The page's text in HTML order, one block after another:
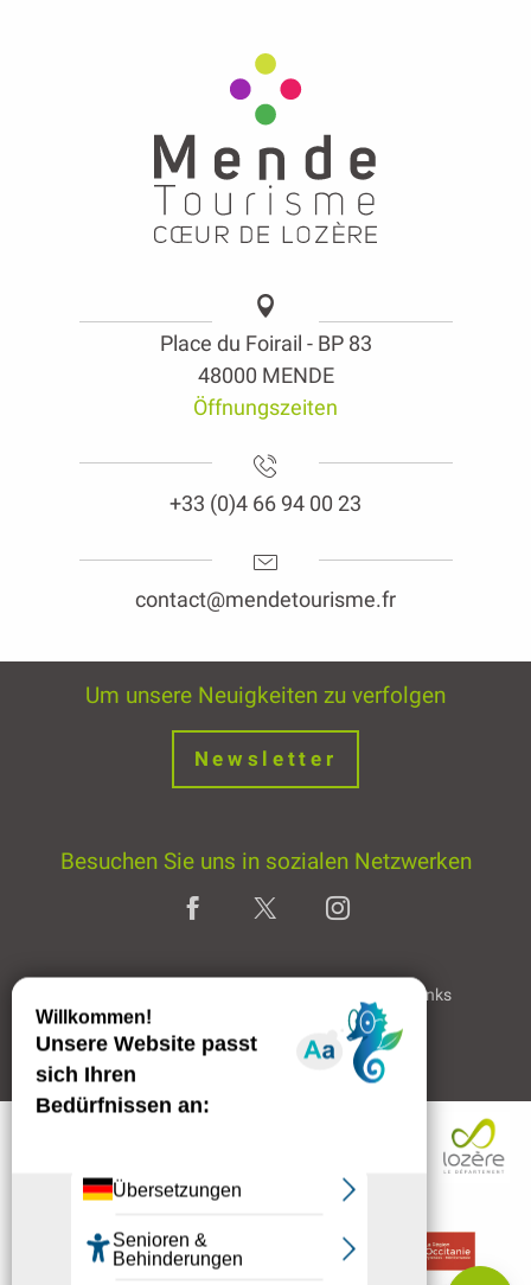
Beschreibung
kontaktieren
Kommentare
Place du Foirail - BP 83
48000 MENDE
Öffnungszeiten
+33 (0)4 66 94 00 23
contact@mendetourisme.fr
Um unsere Neuigkeiten zu verfolgen
Newsletter
Besuchen Sie uns in sozialen Netzwerken
Partner & Links
Professioneller Bereich